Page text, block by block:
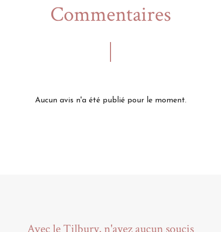
Commentaires
Aucun avis n'a été publié pour le moment.
Avec le Tilbury, n'ayez aucun soucis